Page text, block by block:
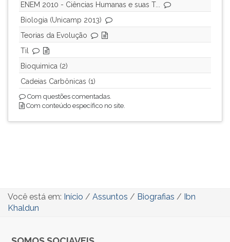
ENEM 2010 - Ciências Humanas e suas T...
Biologia (Unicamp 2013)
Teorias da Evolução
Til
Bioquimica (2)
Cadeias Carbônicas (1)
Com questões comentadas.
Com conteúdo específico no site.
Você está em: Início / Assuntos / Biografias / Ibn
Khaldun